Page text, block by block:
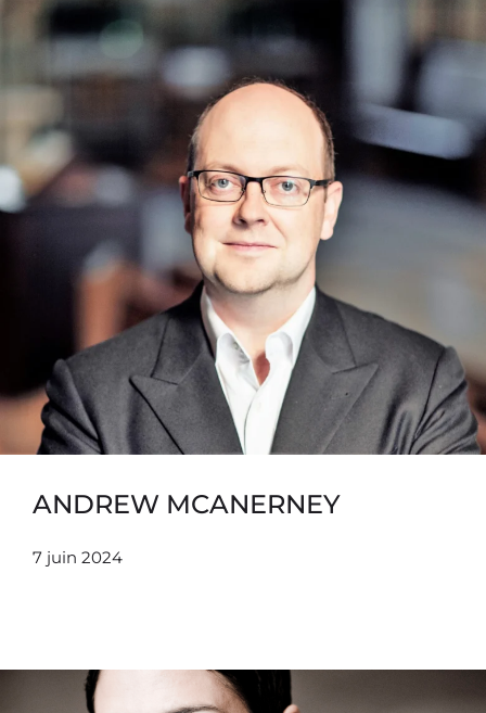
ANDREW MCANERNEY
7 juin 2024